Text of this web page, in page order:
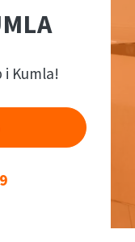
Kumla!